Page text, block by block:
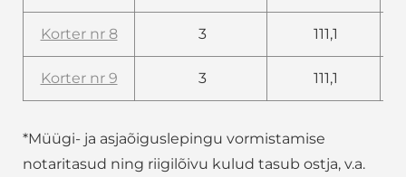
Korter nr 8 3 111,1
Korter nr 9 3 111,1
*Müügi- ja asjaõiguslepingu vormistamise
notaritasud ning riigilõivu kulud tasub ostja, v.a.